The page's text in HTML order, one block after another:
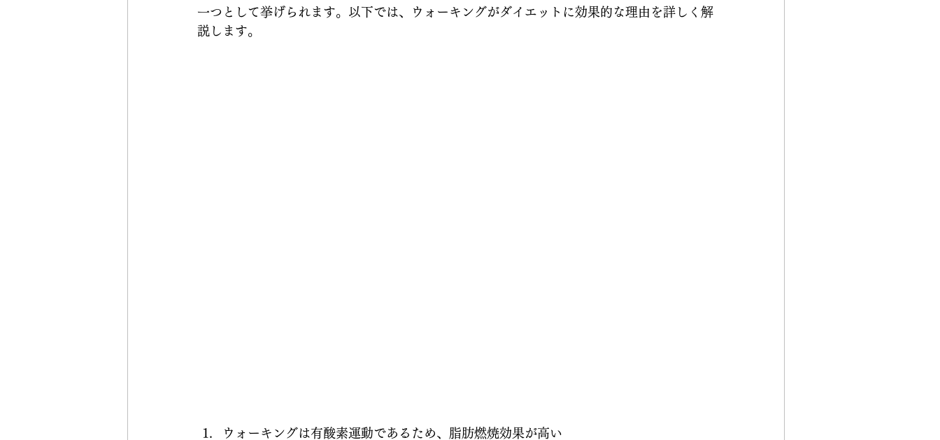
一つとして挙げられます。以下では、ウォーキングがダイエットに効果的な理由を詳しく解
説します。
ウォーキングは有酸素運動であるため、脂肪燃焼効果が高い